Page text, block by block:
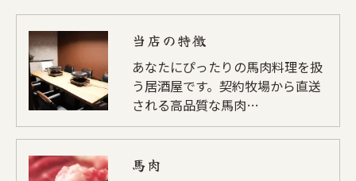
当店の特徴
あなたにぴったりの馬肉料理を扱
う居酒屋です。契約牧場から直送
される高品質な馬肉…
馬肉